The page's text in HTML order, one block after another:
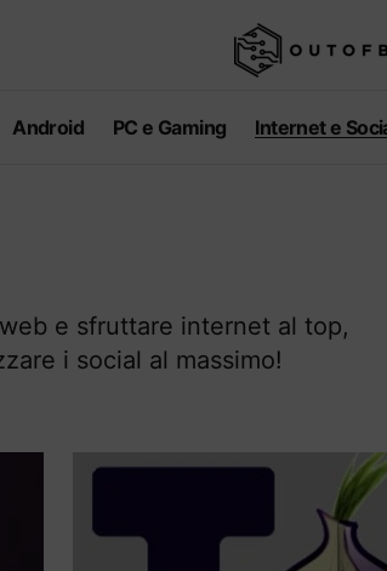
Android PC e Gaming Internet e
e sfruttare internet al top,
i social al massimo!